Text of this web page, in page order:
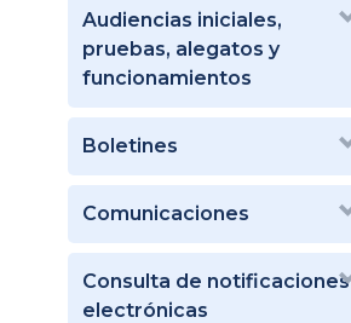
Audiencias iniciales,
pruebas, alegatos y
funcionamientos
Boletines
Comunicaciones
Consulta de notificaciones
electrónicas